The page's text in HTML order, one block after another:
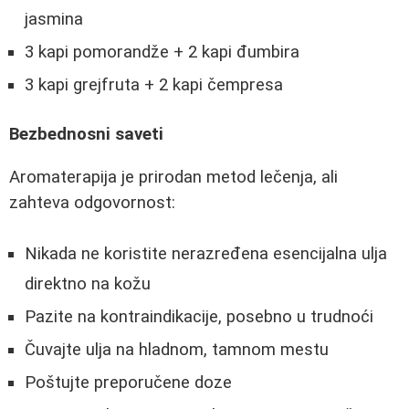
jasmina
3 kapi pomorandže + 2 kapi đumbira
3 kapi grejfruta + 2 kapi čempresa
Bezbednosni saveti
Aromaterapija je prirodan metod lečenja, ali
zahteva odgovornost:
Nikada ne koristite nerazređena esencijalna ulja
direktno na kožu
Pazite na kontraindikacije, posebno u trudnoći
Čuvajte ulja na hladnom, tamnom mestu
Poštujte preporučene doze